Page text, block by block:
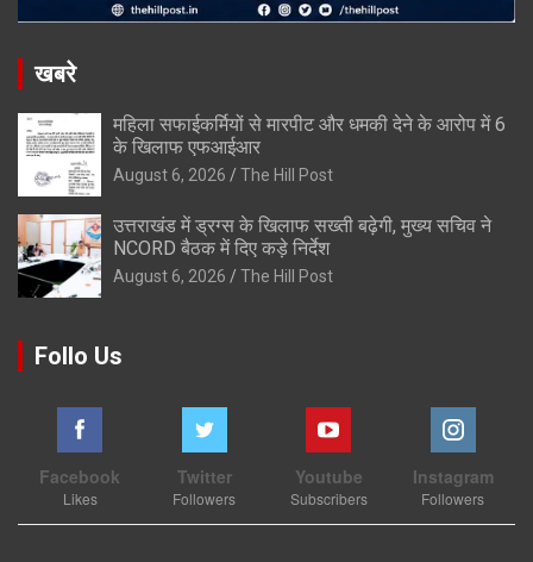
खबरे
महिला सफाईकर्मियों से मारपीट और धमकी देने के आरोप में 6
के खिलाफ एफआईआर
August 6, 2026 The Hill Post
उत्तराखंड में ड्रग्स के खिलाफ सख्ती बढ़ेगी, मुख्य सचिव ने
NCORD बैठक में दिए कड़े निर्देश
August 6, 2026 The Hill Post
Follo Us
Facebook
Likes
Twitter
Followers
Youtube
Subscribers
Instagram
Followers